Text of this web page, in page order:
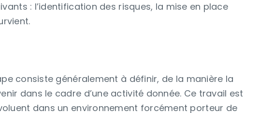
: l’identification des risques, la mise en place
consiste généralement à définir, de la manière la
dans le cadre d’une activité donnée. Ce travail est
dans un environnement forcément porteur de